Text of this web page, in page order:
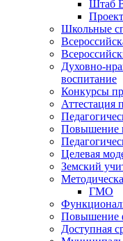
Штаб
Школьные
Духовно-
воспитание
Конкурсы
Аттестация
Повышение
Целевая
Земский
ГМО
Повышение
Доступная